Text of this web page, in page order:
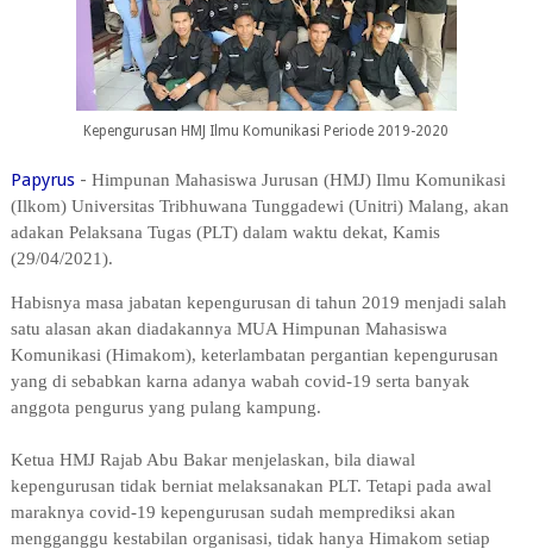
Kepengurusan HMJ Ilmu Komunikasi Periode 2019-2020
Papyrus- Himpunan Mahasiswa Jurusan (HMJ) Ilmu Komunikasi
(Ilkom) Universitas Tribhuwana Tunggadewi (Unitri) Malang, akan
adakan Pelaksana Tugas (PLT) dalam waktu dekat, Kamis
(29/04/2021).
Habisnya masa jabatan kepengurusan di tahun 2019 menjadi salah
satu alasan akan diadakannya MUA Himpunan Mahasiswa
Komunikasi (Himakom), keterlambatan pergantian kepengurusan
yang di sebabkan karna adanya wabah covid-19 serta banyak
anggota pengurus yang pulang kampung.
Ketua HMJ Rajab Abu Bakar menjelaskan, bila diawal
kepengurusan tidak berniat melaksanakan PLT. Tetapi pada awal
maraknya covid-19 kepengurusan sudah memprediksi akan
mengganggu kestabilan organisasi, tidak hanya Himakom setiap